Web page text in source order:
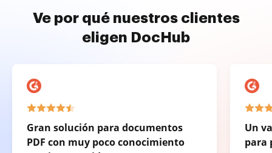
Ve por qué nuestros clientes
eligen DocHub
Gran solución para documentos
PDF con muy poco conocimiento
Un
para